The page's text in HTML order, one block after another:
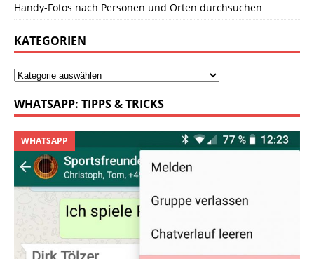
Handy-Fotos nach Personen und Orten durchsuchen
KATEGORIEN
WHATSAPP: TIPPS & TRICKS
WHATSAPP